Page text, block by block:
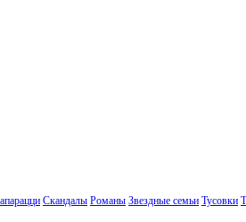
Скандалы Романы Звездные семьи Тусовки